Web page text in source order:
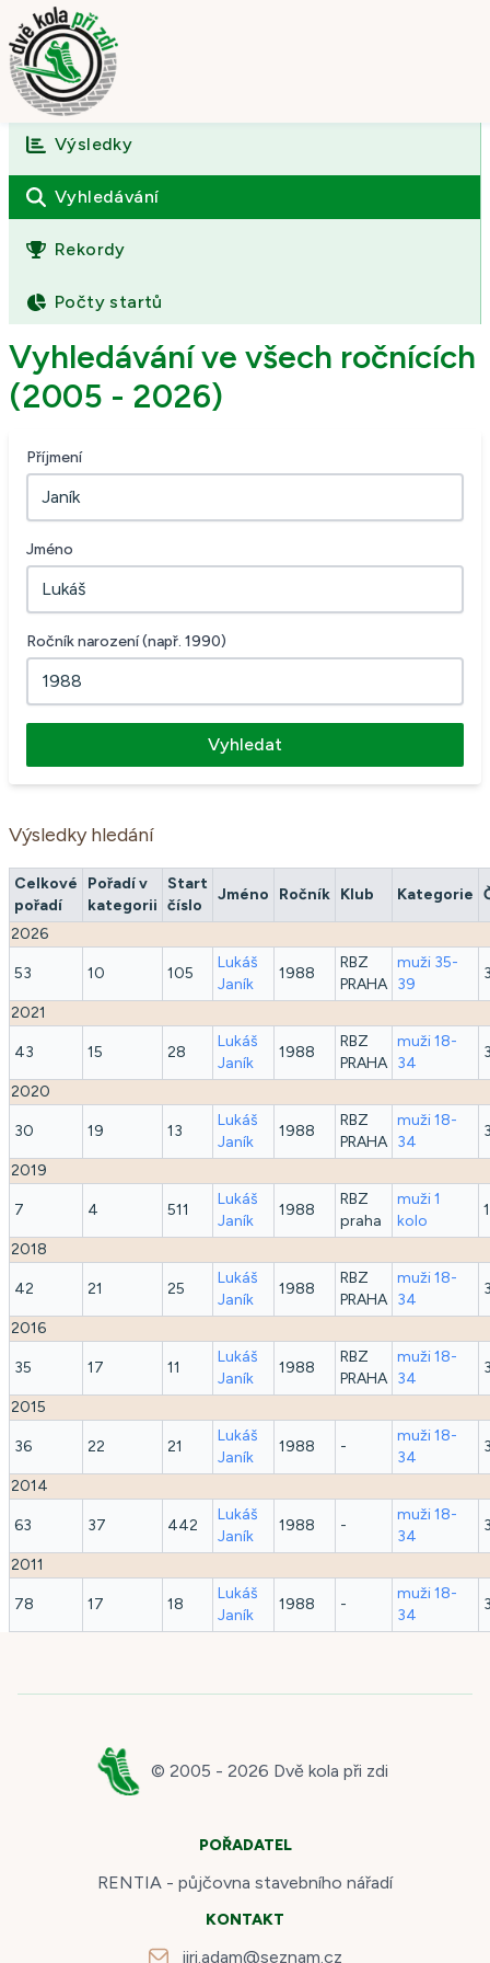
Úvod
O závodě
Výsledky
Fotogalerie
Kontakt
Výsledky
Vyhledávání
Rekordy
Počty startů
Vyhledávání ve všech ročnících
(2005 - 2026)
Příjmení
Jméno
Ročník narození (např. 1990)
Vyhledat
Výsledky hledání
Celkové
pořadí
Pořadí v
kategorii
Start
číslo
Jméno Ročník Klub Kategorie
2026
53 10 105
Lukáš
Janík
1988
RBZ
PRAHA
muži 35-
39
2021
43 15 28
Lukáš
Janík
1988
RBZ
PRAHA
muži 18-
34
2020
30 19 13
Lukáš
Janík
1988
RBZ
PRAHA
muži 18-
34
2019
7 4 511
Lukáš
Janík
1988
RBZ
praha
muži 1
kolo
2018
42 21 25
Lukáš
Janík
1988
RBZ
PRAHA
muži 18-
34
2016
35 17 11
Lukáš
Janík
1988
RBZ
PRAHA
muži 18-
34
2015
36 22 21
Lukáš
Janík
1988 -
muži 18-
34
2014
63 37 442
Lukáš
Janík
1988 -
muži 18-
34
2011
78 17 18
Lukáš
Janík
1988 -
muži 18-
34
© 2005 - 2026 Dvě kola při zdi
POŘADATEL
RENTIA - půjčovna stavebního nářadí
KONTAKT
jiri.adam@seznam.cz